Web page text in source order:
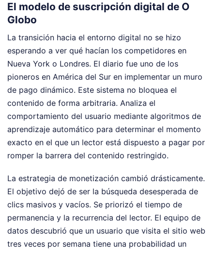
El modelo de suscripción digital de O
Globo
La transición hacia el entorno digital no se hizo
esperando a ver qué hacían los competidores en
Nueva York o Londres. El diario fue uno de los
pioneros en América del Sur en implementar un muro
de pago dinámico. Este sistema no bloquea el
contenido de forma arbitraria. Analiza el
comportamiento del usuario mediante algoritmos de
aprendizaje automático para determinar el momento
exacto en el que un lector está dispuesto a pagar por
romper la barrera del contenido restringido.
La estrategia de monetización cambió drásticamente.
El objetivo dejó de ser la búsqueda desesperada de
clics masivos y vacíos. Se priorizó el tiempo de
permanencia y la recurrencia del lector. El equipo de
datos descubrió que un usuario que visita el sitio web
tres veces por semana tiene una probabilidad un